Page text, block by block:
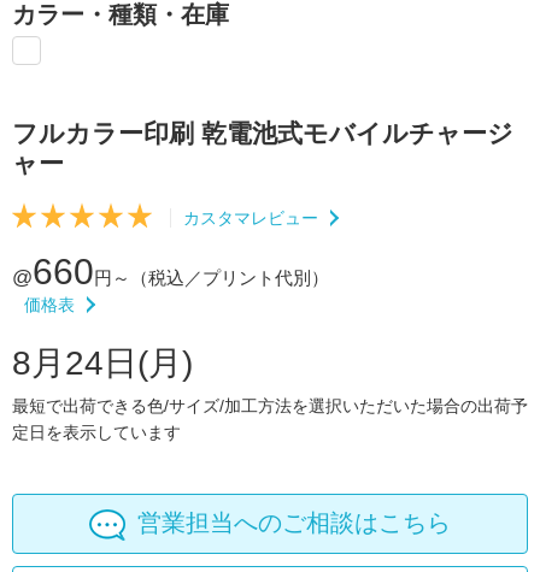
カラー・種類・在庫
フルカラー印刷 乾電池式モバイルチャージ
ャー
カスタマレビュー
@660円～ （税込／プリント代別）
価格表
8月24日(月)
最短で出荷できる色/サイズ/加工方法を選択いただいた場合の出荷予
定日を表示しています
営業担当へのご相談はこちら